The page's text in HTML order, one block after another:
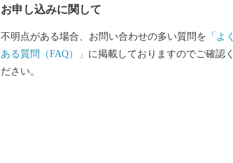
お申し込みに関して
不明点がある場合、お問い合わせの多い質問を 「よく
ある質問（FAQ）」 に掲載しておりますのでご確認く
ださい。